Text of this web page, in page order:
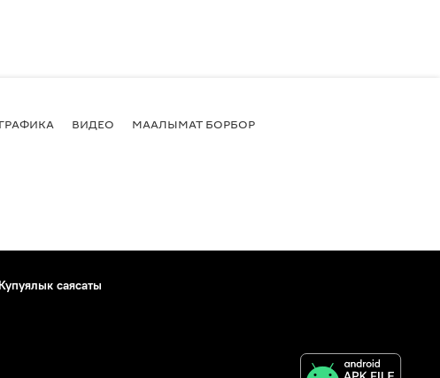
ВИДЕО МААЛЫМАТ БОРБОР
Купуялык саясаты